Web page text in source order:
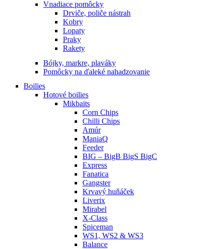
Vnadiace pomôcky
Drviče, poliče nástrah
Kobry
Lopaty
Praky
Rakety
Bójky, markre, plaváky
Pomôcky na ďaleké nahadzovanie
Boilies
Hotové boilies
Mikbaits
Corn Chips
Chilli Chips
Amúr
ManiaQ
Feeder
BIG – BigB BigS BigC
Express
Fanatica
Gangster
Krvavý huňáček
Liverix
Mirabel
X-Class
Spiceman
WS1, WS2 & WS3
Balance